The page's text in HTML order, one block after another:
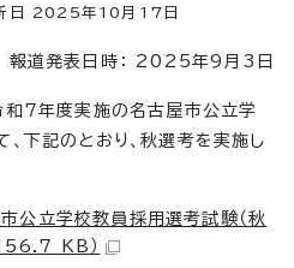
2025年10月17日
報道発表日時： 2025年9月3日
和7年度実施の名古屋市公立学
下記のとおり、秋選考を実施し
立学校教員採用選考試験（秋
KB）